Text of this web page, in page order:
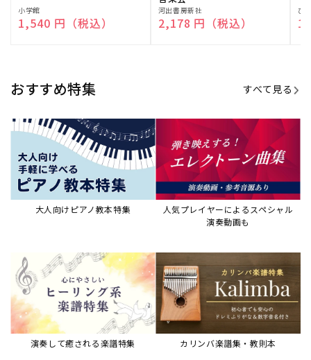
販
売
小学館
通常価格
1,540 円（税込）
販
売
河出書房新社
通常価格
2,178 円（税込）
販
売
ひ
おすすめ特集 すべて見る
大人向けピアノ教本特集
人気プレイヤーによるスペシャル
演奏動画も
演奏して癒される楽譜特集 カリンバ楽譜集・教則本